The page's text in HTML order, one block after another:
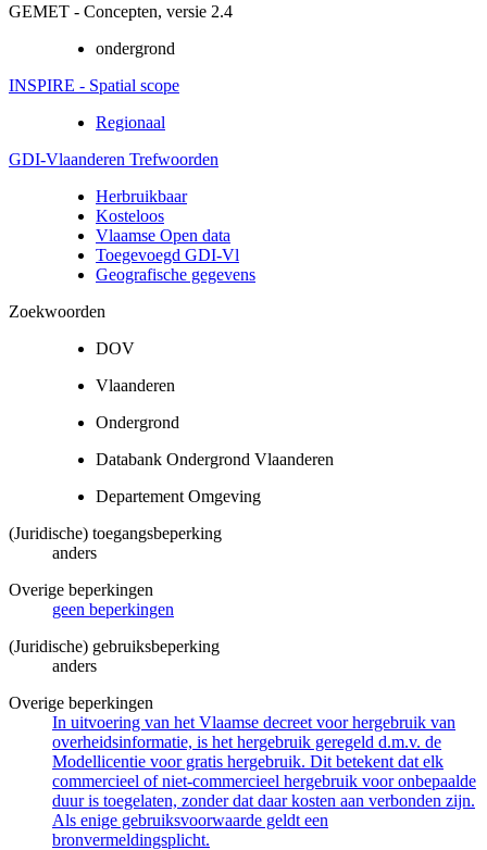
GEMET - Concepten, versie 2.4
ondergrond
INSPIRE - Spatial scope
Regionaal
GDI-Vlaanderen Trefwoorden
Herbruikbaar
Kosteloos
Vlaamse Open data
Toegevoegd GDI-Vl
Geografische gegevens
Zoekwoorden
DOV
Vlaanderen
Ondergrond
Databank Ondergrond Vlaanderen
Departement Omgeving
(Juridische) toegangsbeperking
anders
Overige beperkingen
geen beperkingen
(Juridische) gebruiksbeperking
anders
Overige beperkingen
In uitvoering van het Vlaamse decreet voor hergebruik van
overheidsinformatie, is het hergebruik geregeld d.m.v. de
Modellicentie voor gratis hergebruik. Dit betekent dat elk
commercieel of niet-commercieel hergebruik voor onbepaalde
duur is toegelaten, zonder dat daar kosten aan verbonden zijn.
Als enige gebruiksvoorwaarde geldt een
bronvermeldingsplicht.